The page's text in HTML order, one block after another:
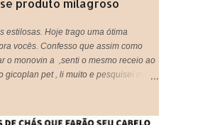
produto milagroso
estilosas. Hoje trago uma ótima
vocês. Confesso que assim como
o monovin a ,senti o mesmo receio ao
gicoplan pet , li muito e pesquisei muito
humanos por ai, os cachorros por